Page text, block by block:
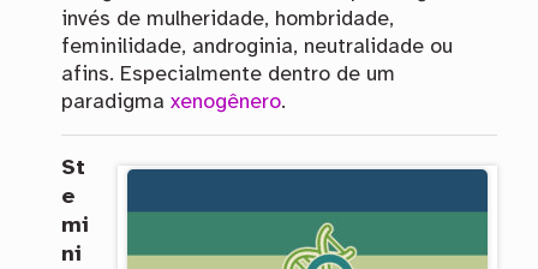
invés de mulheridade, hombridade,
feminilidade, androginia, neutralidade ou
afins. Especialmente dentro de um
paradigma xenogênero.
St
e
mi
ni